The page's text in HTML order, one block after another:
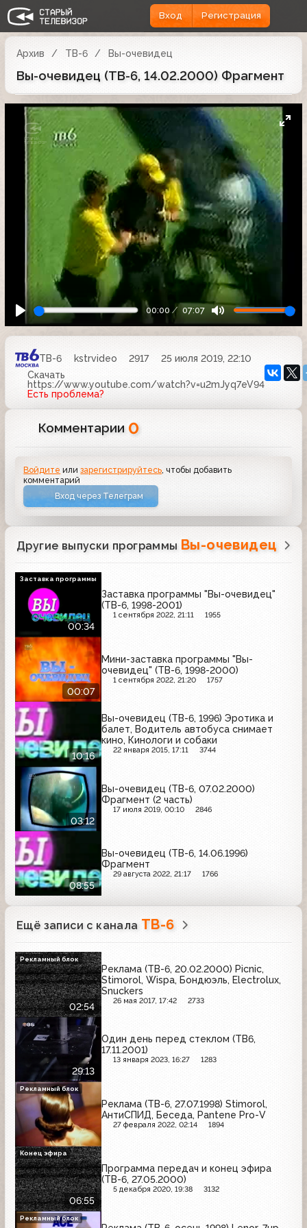
Вход Регистрация
Архив ТВ-6 Вы-очевидец
Вы-очевидец (ТВ-6, 14.02.2000) Фрагмент
00:00 07:07
ТВ-6 kstrvideo 2917
25 июля 2019, 22:10
Скачать
https://www.youtube.com/watch?v=u2mJyq7eV94
Есть проблема?
Комментарии 0
Войдите илизарегистрируйтесь, чтобы добавить
комментарий
Вход через Телеграм
Другие выпуски программы Вы-очевидец
00:34
Заставка программы "Вы-очевидец"
(ТВ-6, 1998-2001)
1 сентября 2022, 21:11 1955
Заставка программы
00:07
Мини-заставка программы "Вы-
очевидец" (ТВ-6, 1998-2000)
1 сентября 2022, 21:20 1757
10:16
Вы-очевидец (ТВ-6, 1996) Эротика и
балет, Водитель автобуса снимает
кино, Кинологи и собаки
22 января 2015, 17:11 3744
03:12
Вы-очевидец (ТВ-6, 07.02.2000)
Фрагмент (2 часть)
17 июля 2019, 00:10 2846
08:55
Вы-очевидец (ТВ-6, 14.06.1996)
Фрагмент
29 августа 2022, 21:17 1766
Ещё записи с канала ТВ-6
02:54
Реклама (ТВ-6, 20.02.2000) Picnic,
Stimorol, Wispa, Бондюэль, Electrolux,
Snuckers
26 мая 2017, 17:42 2733
Рекламный блок
29:13
Один день перед стеклом (ТВ6,
17.11.2001)
13 января 2023, 16:27 1283
Реклама (ТВ-6, 27.07.1998) Stimorol,
АнтиСПИД, Беседа, Pantene Pro-V
27 февраля 2022, 02:14 1894
Рекламный блок
06:55
Программа передач и конец эфира
(ТВ-6, 27.05.2000)
5 декабря 2020, 19:38 3132
Конец эфира
Рекламный блок